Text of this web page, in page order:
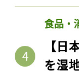
食品・
【
を湿